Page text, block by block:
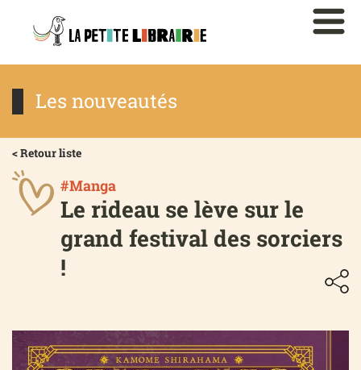
Les nouveautés
< Retour liste
#Manga
Le rideau se lève sur le
grand festival des sorciers
!